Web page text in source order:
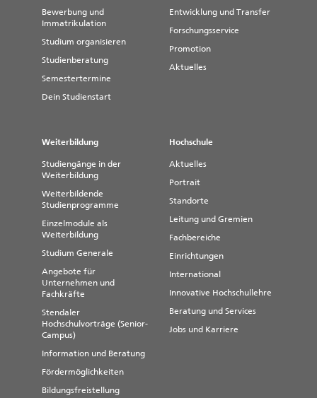
Bewerbung und
Immatrikulation
Studium organisieren
Studienberatung
Semestertermine
Dein Studienstart
Entwicklung und Transfer
Forschungsservice
Promotion
Aktuelles
Weiterbildung
Studiengänge in der
Weiterbildung
Weiterbildende
Studienprogramme
Einzelmodule als
Weiterbildung
Studium Generale
Angebote für
Unternehmen und
Fachkräfte
Stendaler
Hochschulvorträge (Senior-
Campus)
Information und Beratung
Fördermöglichkeiten
Bildungsfreistellung
Hochschule
Aktuelles
Portrait
Standorte
Leitung und Gremien
Fachbereiche
Einrichtungen
International
Innovative Hochschullehre
Beratung und Services
Jobs und Karriere